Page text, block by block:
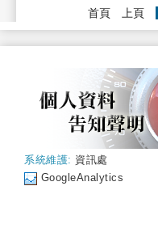
首頁 上頁
系統維護: 資訊處
GoogleAnalytics